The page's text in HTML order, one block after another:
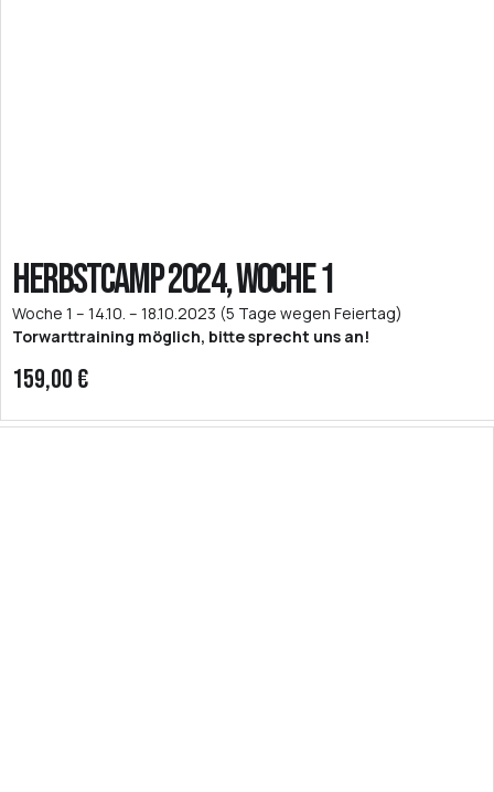
Herbstcamp 2024, Woche 1
Woche 1 – 14.10. – 18.10.2023 (5 Tage wegen Feiertag)
Torwarttraining möglich, bitte sprecht uns an!
159,00 €